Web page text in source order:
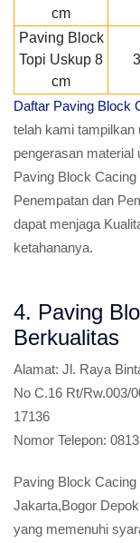
cm
Paving Block
Topi Uskup 8
cm
Daftar Paving Block
telah kami tampilkan
pengerasan material
Paving Block
Penempatan dan
dapat menjaga
ketahananya.
4. Paving
Berkualitas
Alamat: Jl. Raya
No C.16 Rt/Rw.003/
17136
Nomor Telepon:
Paving Block
Jakarta,Bogor
yang memenuhi